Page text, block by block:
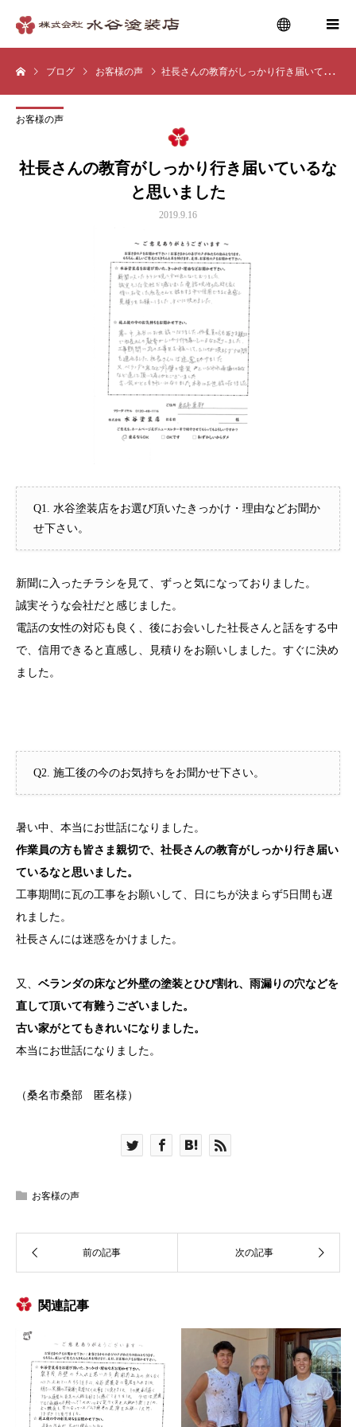
menu
ブログ お客様の声 社長さんの教育がしっかり行き届いているなと思いました
お客様の声
社長さんの教育がしっかり行き届いているな
と思いました
2019.9.16
Q1. 水谷塗装店をお選び頂いたきっかけ・理由などお聞か
せ下さい。
新聞に入ったチラシを見て、ずっと気になっておりました。
誠実そうな会社だと感じました。
電話の女性の対応も良く、後にお会いした社長さんと話をする中
で、信用できると直感し、見積りをお願いしました。すぐに決め
ました。
Q2. 施工後の今のお気持ちをお聞かせ下さい。
暑い中、本当にお世話になりました。
作業員の方も皆さま親切で、社長さんの教育がしっかり行き届い
ているなと思いました。
工事期間に瓦の工事をお願いして、日にちが決まらず5日間も遅
れました。
社長さんには迷惑をかけました。
又、 ベランダの床など外壁の塗装とひび割れ、雨漏りの穴などを
直して頂いて有難うございました。
古い家がとてもきれいになりました。
本当にお世話になりました。
（桑名市桑部 匿名様）
お客様の声
関連記事